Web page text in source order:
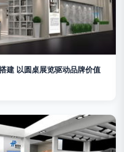
建 以圆桌展览驱动品牌价值